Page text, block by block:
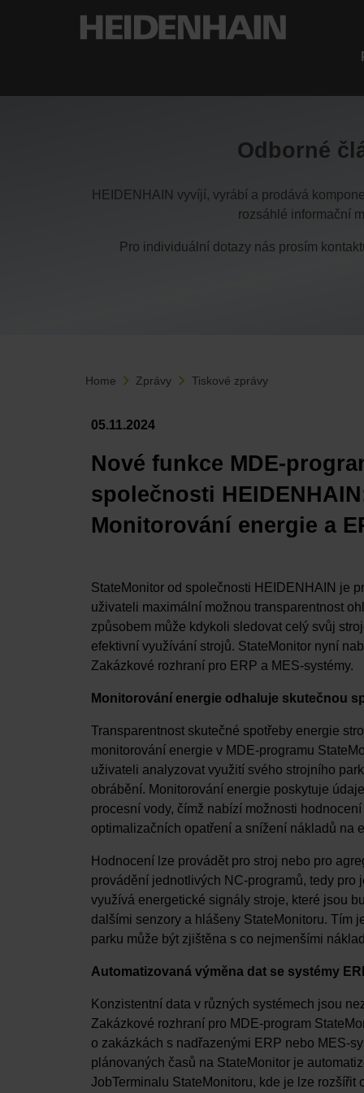
Odborné
HEIDENHAIN vyvíjí, vyrábí a prodává
rozsáhlé informační
Pro individuální dotazy nás prosím
Home Zprávy Tiskové zprávy
05.11.2024
Nové funkce MDE-
společnosti
Monitorování energie a
StateMonitor od společnosti HEIDENHAIN je
uživateli maximální možnou transparentnost
způsobem může kdykoli sledovat celý svůj
efektivní využívání strojů. StateMonitor nyní
Zakázkové rozhraní pro ERP a MES-systémy.
Monitorování energie odhaluje skutečnou
Transparentnost skutečné spotřeby energie
monitorování energie v MDE-programu
uživateli analyzovat využití svého strojního
obrábění. Monitorování energie poskytuje
procesní vody, čímž nabízí možnosti
optimalizačních opatření a snížení nákladů na
Hodnocení lze provádět pro stroj nebo pro
provádění jednotlivých NC-programů, tedy
využívá energetické signály stroje, které jsou
dalšími senzory a hlášeny StateMonitoru. Tím
parku může být zjištěna s co nejmenšími
Automatizovaná výměna dat se systémy
Konzistentní data v různých systémech jsou
Zakázkové rozhraní pro MDE-program
o zakázkách s nadřazenými ERP nebo MES-
plánovaných časů na StateMonitor je
JobTerminalu StateMonitoru, kde je lze rozšířit